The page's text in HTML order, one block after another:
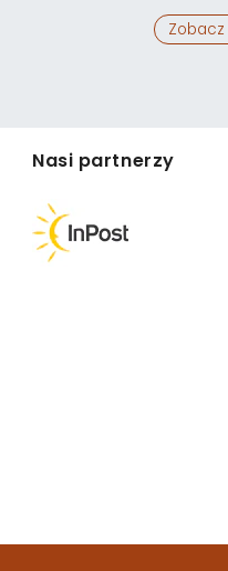
Nasi partnerzy